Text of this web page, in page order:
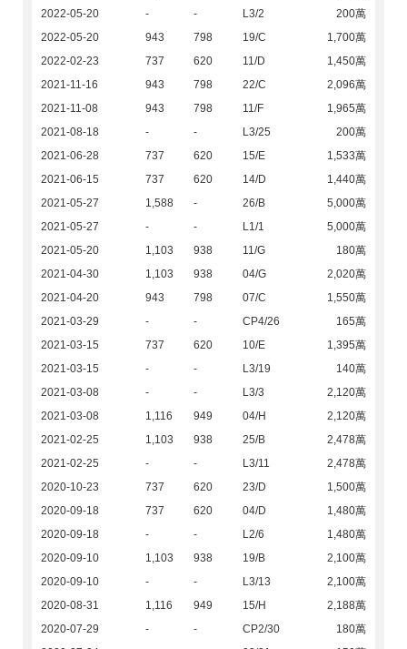
2022-05-20
- - L3/2
200萬
2022-05-20
943 798 19/C
1,700萬
2022-02-23
737 620 11/D
1,450萬
2021-11-16
943 798 22/C
2,096萬
2021-11-08
943 798 11/F
1,965萬
2021-08-18
- - L3/25
200萬
2021-06-28
737 620 15/E
1,533萬
2021-06-15
737 620 14/D
1,440萬
2021-05-27
1,588 - 26/B
5,000萬
2021-05-27
- - L1/1
5,000萬
2021-05-20
1,103 938 11/G
180萬
2021-04-30
1,103 938 04/G
2,020萬
2021-04-20
943 798 07/C
1,550萬
2021-03-29
- - CP4/26
165萬
2021-03-15
737 620 10/E
1,395萬
2021-03-15
- - L3/19
140萬
2021-03-08
- - L3/3
2,120萬
2021-03-08
1,116 949 04/H
2,120萬
2021-02-25
1,103 938 25/B
2,478萬
2021-02-25
- - L3/11
2,478萬
2020-10-23
737 620 23/D
1,500萬
2020-09-18
737 620 04/D
1,480萬
2020-09-18
- - L2/6
1,480萬
2020-09-10
1,103 938 19/B
2,100萬
2020-09-10
- - L3/13
2,100萬
2020-08-31
1,116 949 15/H
2,188萬
2020-07-29
- - CP2/30
180萬